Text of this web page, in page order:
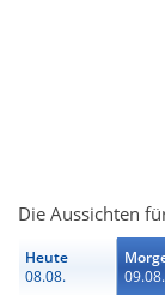
Die Aussichten
Heute
08.08.
09.08.